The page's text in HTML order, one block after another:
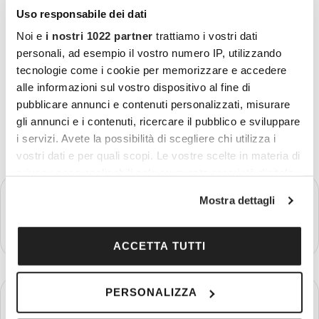
Uso responsabile dei dati
Noi e i nostri 1022 partner trattiamo i vostri dati
personali, ad esempio il vostro numero IP, utilizzando
tecnologie come i cookie per memorizzare e accedere
alle informazioni sul vostro dispositivo al fine di
pubblicare annunci e contenuti personalizzati, misurare
gli annunci e i contenuti, ricercare il pubblico e sviluppare
i servizi. Avete la possibilità di scegliere chi utilizza i
vostri dati e per quali scopi. Le vostre scelte in materia di
modificare o revocare il proprio consenso in qualsiasi
momento dalla Dichiarazione sui cookie o facendo clic
sull'icona di attivazione della privacy.
Con il tuo consenso, vorremmo anche:
raccogliere informazioni sulla tua posizione
geografica, con un'approssimazione di qualche
Mostra dettagli
ACCETTA TUTTI
PERSONALIZZA
Partenza
Date di partenza a richiesta
da 310 € a persona in camera doppia
Itinerario
Più dettagli